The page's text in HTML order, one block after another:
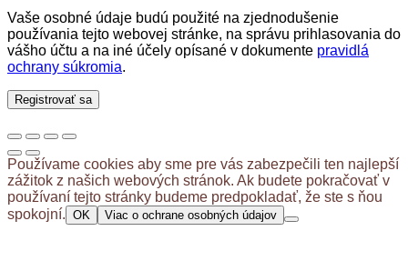
Vaše osobné údaje budú použité na zjednodušenie
používania tejto webovej stránke, na správu prihlasovania do
vášho účtu a na iné účely opísané v dokumente pravidlá
ochrany súkromia.
Registrovať sa
Používame cookies aby sme pre vás zabezpečili ten najlepší
zážitok z našich webových stránok. Ak budete pokračovať v
používaní tejto stránky budeme predpokladať, že ste s ňou
spokojní. OK Viac o ochrane osobných údajov